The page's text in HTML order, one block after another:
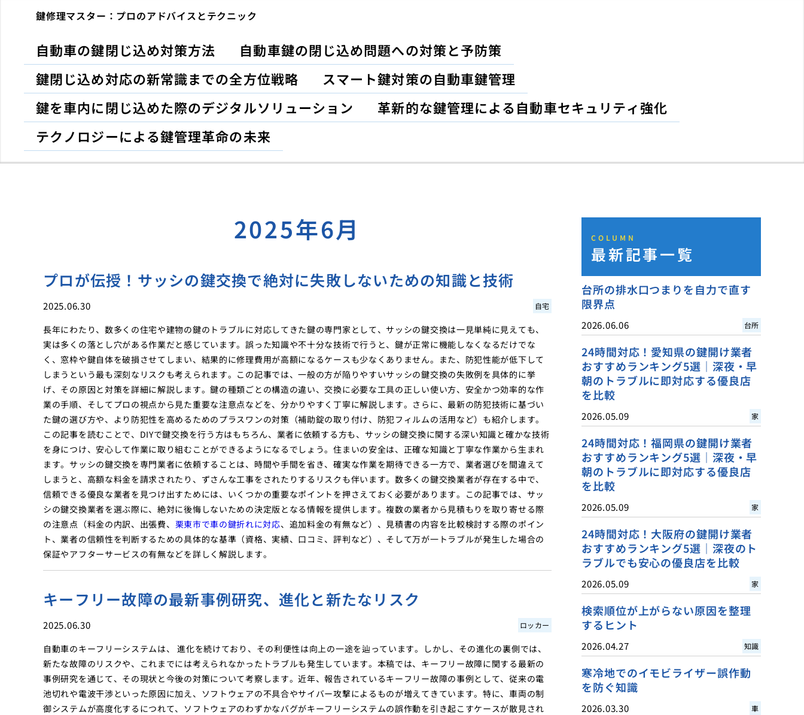
鍵修理マスター：プロのアドバイスとテクニック
自動車の鍵閉じ込め対策方法
自動車鍵の閉じ込め問題への対策と予防策
鍵閉じ込め対応の新常識までの全方位戦略
スマート鍵対策の自動車鍵管理
鍵を車内に閉じ込めた際のデジタルソリューション
革新的な鍵管理による自動車セキュリティ強化
テクノロジーによる鍵管理革命の未来
2025年6月
プロが伝授！サッシの鍵交換で絶対に失敗しないための知識と技術
2025.06.30 自宅
長年にわたり、数多くの住宅や建物の鍵のトラブルに対応してきた鍵の専門家として、サッシの鍵交換は一見単純に見えても、
実は多くの落とし穴がある作業だと感じています。誤った知識や不十分な技術で行うと、鍵が正常に機能しなくなるだけでな
く、窓枠や鍵自体を破損させてしまい、結果的に修理費用が高額になるケースも少なくありません。また、防犯性能が低下して
しまうという最も深刻なリスクも考えられます。この記事では、一般の方が陥りやすいサッシの鍵交換の失敗例を具体的に挙
げ、その原因と対策を詳細に解説します。鍵の種類ごとの構造の違い、交換に必要な工具の正しい使い方、安全かつ効率的な作
業の手順、そしてプロの視点から見た重要な注意点などを、分かりやすく丁寧に解説します。さらに、最新の防犯技術に基づい
た鍵の選び方や、より防犯性を高めるためのプラスワンの対策（補助錠の取り付け、防犯フィルムの活用など）も紹介します。
この記事を読むことで、DIYで鍵交換を行う方はもちろん、業者に依頼する方も、サッシの鍵交換に関する深い知識と確かな技術
を身につけ、安心して作業に取り組むことができるようになるでしょう。住まいの安全は、正確な知識と丁寧な作業から生まれ
ます。サッシの鍵交換を専門業者に依頼することは、時間や手間を省き、確実な作業を期待できる一方で、業者選びを間違えて
しまうと、高額な料金を請求されたり、ずさんな工事をされたりするリスクも伴います。数多くの鍵交換業者が存在する中で、
信頼できる優良な業者を見つけ出すためには、いくつかの重要なポイントを押さえておく必要があります。この記事では、サッ
シの鍵交換業者を選ぶ際に、絶対に後悔しないための決定版となる情報を提供します。複数の業者から見積もりを取り寄せる際
の注意点（料金の内訳、出張費、 栗東市で車の鍵折れに対応、追加料金の有無など）、見積書の内容を比較検討する際のポイン
ト、業者の信頼性を判断するための具体的な基準（資格、実績、口コミ、評判など）、そして万が一トラブルが発生した場合の
保証やアフターサービスの有無などを詳しく解説します。
キーフリー故障の最新事例研究、進化と新たなリスク
2025.06.30 ロッカー
自動車のキーフリーシステムは、 進化を続けており、その利便性は向上の一途を辿っています。しかし、その進化の裏側では、
新たな故障のリスクや、これまでには考えられなかったトラブルも発生しています。本稿では、キーフリー故障に関する最新の
事例研究を通じて、その現状と今後の対策について考察します。近年、報告されているキーフリー故障の事例として、従来の電
池切れや電波干渉といった原因に加え、ソフトウェアの不具合やサイバー攻撃によるものが増えてきています。特に、車両の制
御システムが高度化するにつれて、ソフトウェアのわずかなバグがキーフリーシステムの誤作動を引き起こすケースが散見され
COLUMN
最新記事一覧
台所の排水口つまりを自力で直す
限界点
2026.06.06 台所
24時間対応！愛知県の鍵開け業者
おすすめランキング5選｜深夜・早
朝のトラブルに即対応する優良店
を比較
2026.05.09 家
24時間対応！福岡県の鍵開け業者
おすすめランキング5選｜深夜・早
朝のトラブルに即対応する優良店
を比較
2026.05.09 家
24時間対応！大阪府の鍵開け業者
おすすめランキング5選｜深夜のト
ラブルでも安心の優良店を比較
2026.05.09 家
検索順位が上がらない原因を整理
するヒント
2026.04.27 知識
寒冷地でのイモビライザー誤作動
を防ぐ知識
2026.03.30 車